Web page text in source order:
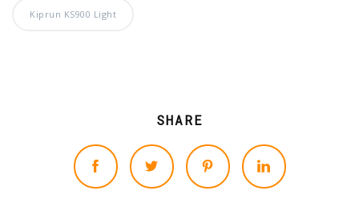
Kiprun KS900 Light
SHARE